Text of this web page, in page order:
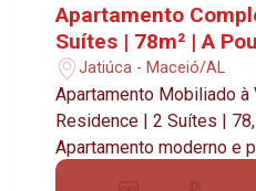
Apartamento
Suítes | 78m² | A
Praia
Jatiúca - Maceió/AL
Apartamento Mobiliado à
Residence | 2 Suítes |
Apartamento moderno e
Wish Residence, um